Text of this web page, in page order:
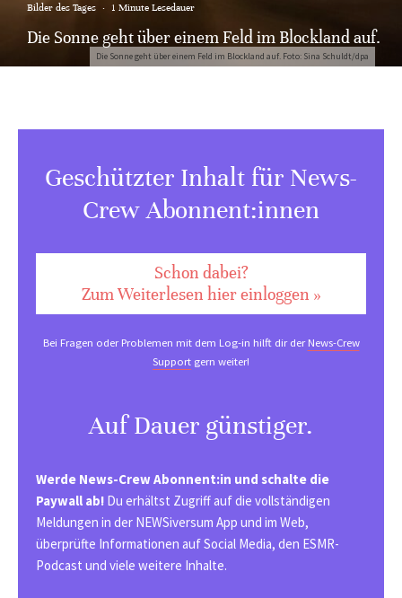
Die Sonne geht über einem Feld im Blockland auf. Foto: Sina Schuldt/dpa
Bilder des Tages · 1 Minute Lesedauer
Die Sonne geht über einem Feld im Blockland auf.
Geschützter Inhalt für News-
Crew Abonnent:innen
Schon dabei?
Zum Weiterlesen hier einloggen »
Bei Fragen oder Problemen mit dem Log-in hilft dir derNews-Crew
Support gern weiter!
Auf Dauer günstiger.
Werde News-Crew Abonnent:in und schalte die
Paywall ab! Du erhältst Zugriff auf die vollständigen
Meldungen in der NEWSiversum App und im Web,
überprüfte Informationen auf Social Media, den ESMR-
Podcast und viele weitere Inhalte.